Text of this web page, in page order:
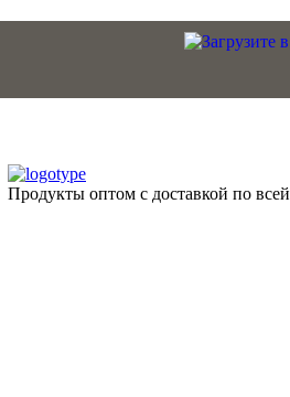
Продукты оптом с доставкой по